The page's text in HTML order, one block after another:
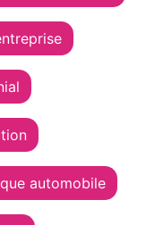
automobile